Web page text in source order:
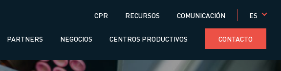
Menú
superior
CPR RECURSOS COMUNICACIÓN ES
PARTNERS NEGOCIOS CENTROS PRODUCTIVOS CONTACTO